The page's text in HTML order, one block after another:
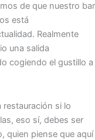
de que nuestro bar
está
Realmente
una salida
cogiendo el gustillo a
restauración si lo
eso sí, debes ser
quien piense que aquí